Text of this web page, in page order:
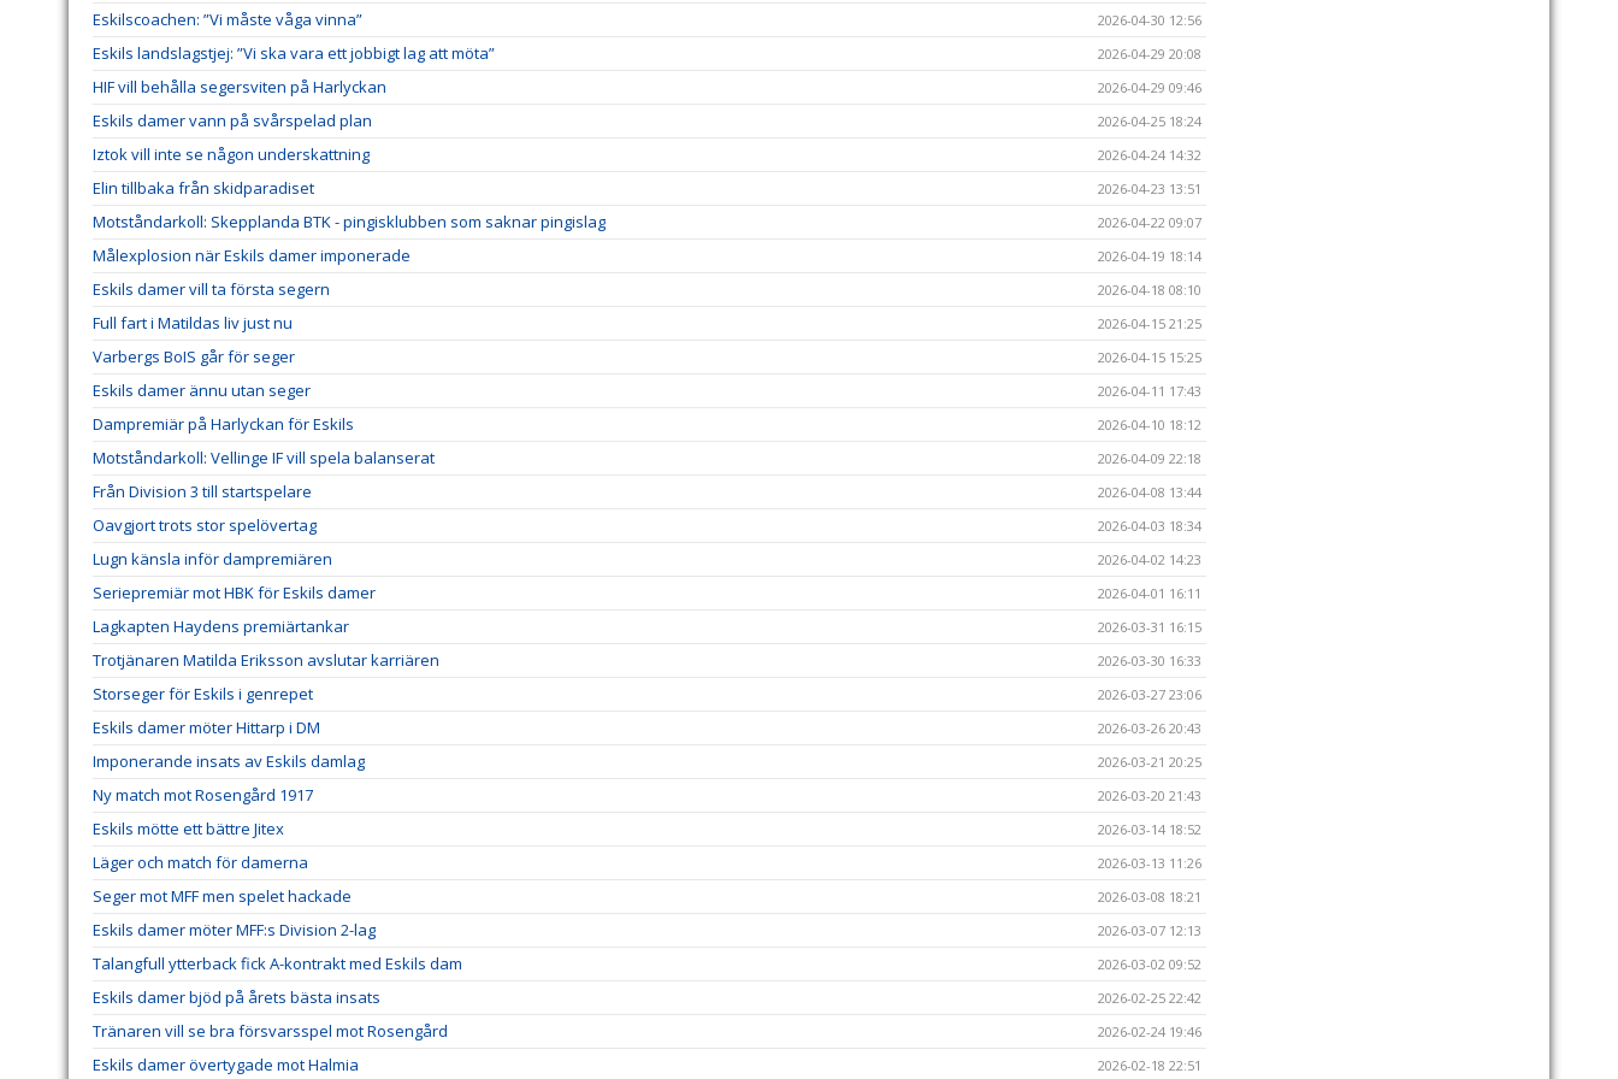
Eskilscoachen: ”Vi måste våga vinna” 2026-04-30 12:56
Eskils landslagstjej: ”Vi ska vara ett jobbigt lag att möta” 2026-04-29 20:08
HIF vill behålla segersviten på Harlyckan 2026-04-29 09:46
Eskils damer vann på svårspelad plan 2026-04-25 18:24
Iztok vill inte se någon underskattning 2026-04-24 14:32
Elin tillbaka från skidparadiset 2026-04-23 13:51
Motståndarkoll: Skepplanda BTK - pingisklubben som saknar pingislag 2026-04-22 09:07
Målexplosion när Eskils damer imponerade 2026-04-19 18:14
Eskils damer vill ta första segern 2026-04-18 08:10
Full fart i Matildas liv just nu 2026-04-15 21:25
Varbergs BoIS går för seger 2026-04-15 15:25
Eskils damer ännu utan seger 2026-04-11 17:43
Dampremiär på Harlyckan för Eskils 2026-04-10 18:12
Motståndarkoll: Vellinge IF vill spela balanserat 2026-04-09 22:18
Från Division 3 till startspelare 2026-04-08 13:44
Oavgjort trots stor spelövertag 2026-04-03 18:34
Lugn känsla inför dampremiären 2026-04-02 14:23
Seriepremiär mot HBK för Eskils damer 2026-04-01 16:11
Lagkapten Haydens premiärtankar 2026-03-31 16:15
Trotjänaren Matilda Eriksson avslutar karriären 2026-03-30 16:33
Storseger för Eskils i genrepet 2026-03-27 23:06
Eskils damer möter Hittarp i DM 2026-03-26 20:43
Imponerande insats av Eskils damlag 2026-03-21 20:25
Ny match mot Rosengård 1917 2026-03-20 21:43
Eskils mötte ett bättre Jitex 2026-03-14 18:52
Läger och match för damerna 2026-03-13 11:26
Seger mot MFF men spelet hackade 2026-03-08 18:21
Eskils damer möter MFF:s Division 2-lag 2026-03-07 12:13
Talangfull ytterback fick A-kontrakt med Eskils dam 2026-03-02 09:52
Eskils damer bjöd på årets bästa insats 2026-02-25 22:42
Tränaren vill se bra försvarsspel mot Rosengård 2026-02-24 19:46
Eskils damer övertygade mot Halmia 2026-02-18 22:51